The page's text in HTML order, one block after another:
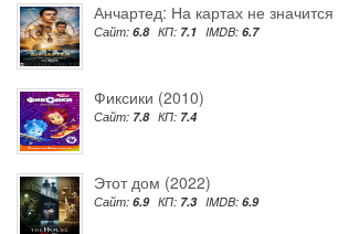
Анчартед: На картах не
Сайт: 6.8 КП: 7.1 IMDB: 6.7
Фиксики (2010)
Сайт: 7.8 КП: 7.4
Этот дом (2022)
Сайт: 6.9 КП: 7.3 IMDB: 6.9